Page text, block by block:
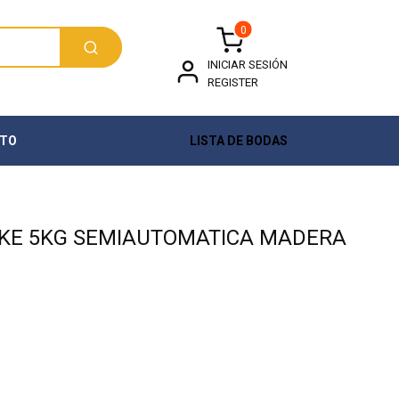
0
INICIAR SESIÓN
REGISTER
LISTA DE BODAS
5KG SEMIAUTOMATICA MADERA